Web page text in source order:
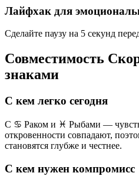
Лайфхак для
Сделайте паузу на 5 секунд
Совместимость
знаками
С кем легко сегодня
С ♋ Раком и ♓ Рыбами —
откровенности совпадают,
становятся глубже и честнее.
С кем нужен компромисс